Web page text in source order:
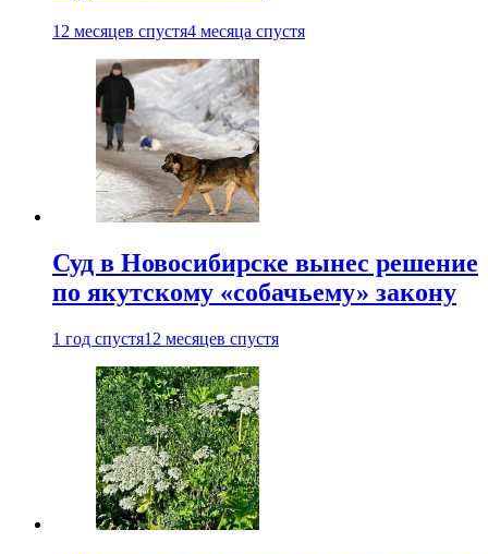
12 месяцев спустя4 месяца спустя
Суд в Новосибирске вынес решение
по якутскому «собачьему» закону
1 год спустя12 месяцев спустя